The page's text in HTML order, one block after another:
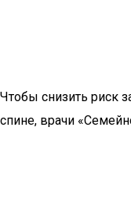
Чтобы снизить риск
спине, врачи